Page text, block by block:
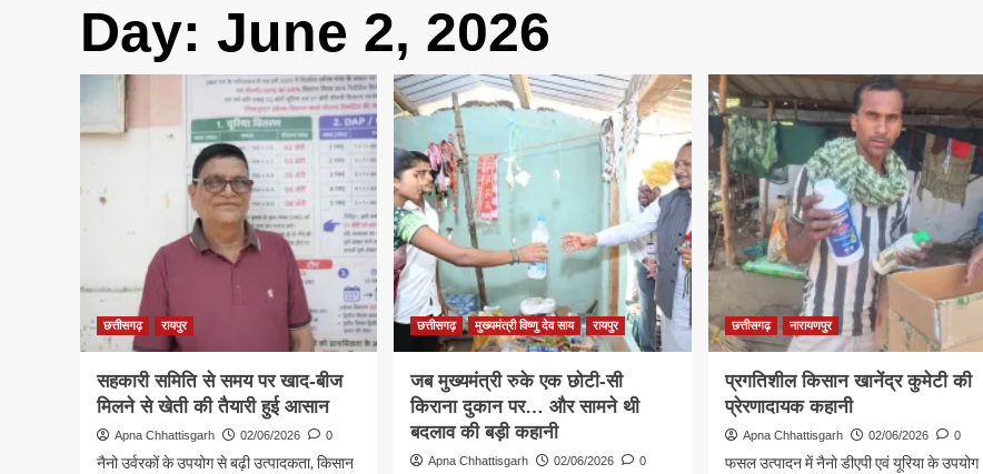
Day: June 2, 2026
छत्तीसगढ़ रायपुर
सहकारी समिति से समय पर खाद-बीज
मिलने से खेती की तैयारी हुई आसान
Apna Chhattisgarh 02/06/2026 0
नैनो उर्वरकों के उपयोग से बढ़ी उत्पादकता, किसान
छत्तीसगढ़ मुख्यमंत्री विष्णु देव साय रायपुर
जब मुख्यमंत्री रुके एक छोटी-सी
किराना दुकान पर… और सामने थी
बदलाव की बड़ी कहानी
Apna Chhattisgarh 02/06/2026 0
छत्तीसगढ़ नारायणपुर
प्रगतिशील किसान खानेंद्र कुमेटी की
प्रेरणादायक कहानी
Apna Chhattisgarh 02/06/2026 0
फसल उत्पादन में नैनो डीएपी एवं यूरिया के उपयोग